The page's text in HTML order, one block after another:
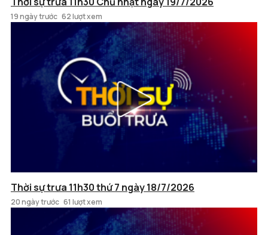
19 ngày trước 62 lượt xem
Thời sự trưa 11h30 thứ 7 ngày 18/7/2026
20 ngày trước 61 lượt xem